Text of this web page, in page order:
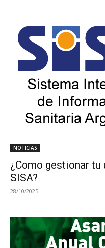
NOTICIAS
¿Como gestionar tu
SISA?
28/10/2025